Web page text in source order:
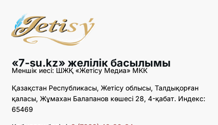
«7-su.kz» желілік басылымы
Меншік иесі: ШЖҚ «Жетісу Медиа» МКК
Қазақстан Республикасы, Жетісу облысы, Талдықорған
қаласы, Жұмахан Балапанов көшесі 28, 4-қабат. Индекс:
65469